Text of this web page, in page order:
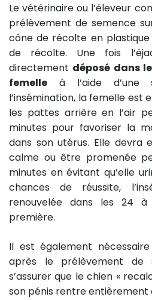
Le vétérinaire ou l’éleveur
prélèvement de semence
cône de récolte en
de récolte. Une fois
directement déposé dans
femelle à l’aide d’une
l’insémination, la femelle est
les pattes arrière en l’air
minutes pour favoriser la
dans son utérus. Elle devra
calme ou être promenée
minutes en évitant qu’elle
chances de réussite,
renouvelée dans les 24
première.
Il est également
après le prélèvement de
s’assurer que le chien «
son pénis rentre entièrement